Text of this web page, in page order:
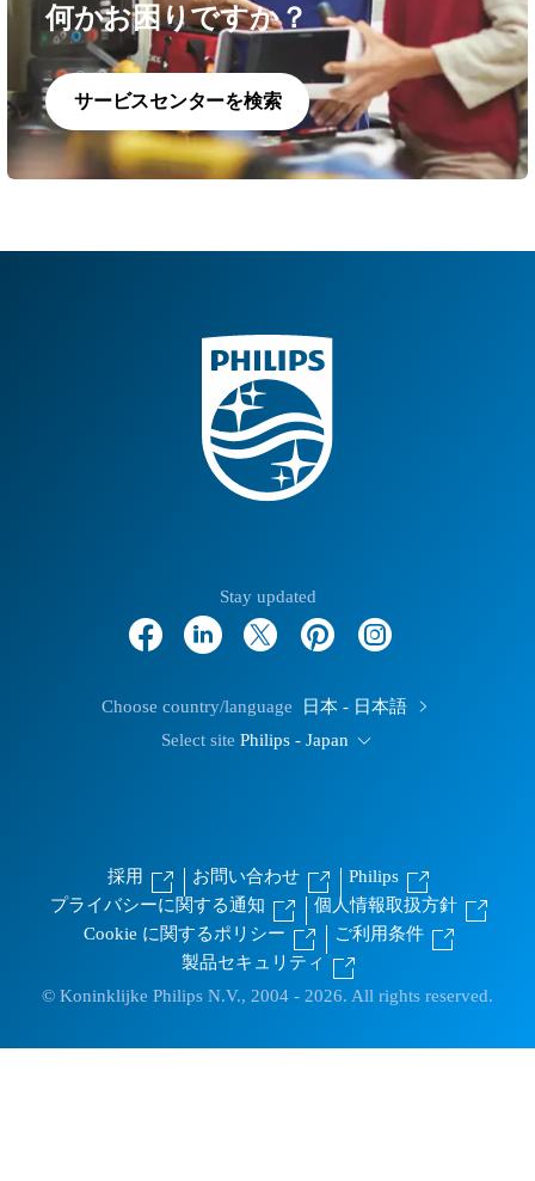
何かお困りですか？
サービスセンターを検索
Stay updated
Choose country/language
日本 - 日本語
Select site Philips - Japan
採用 お問い合わせ
Philips
プライバシーに関する通知
個人情報取扱方針
Cookie に関するポリシー
ご利用条件
製品セキュリティ
© Koninklijke Philips N.V., 2004 - 2026. All rights reserved.